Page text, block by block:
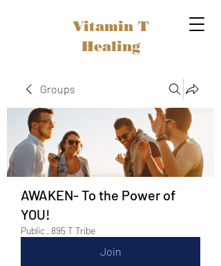
Vitamin T
Healing
Groups
AWAKEN- To the Power of
YOU!
Public · 895 T Tribe
Join